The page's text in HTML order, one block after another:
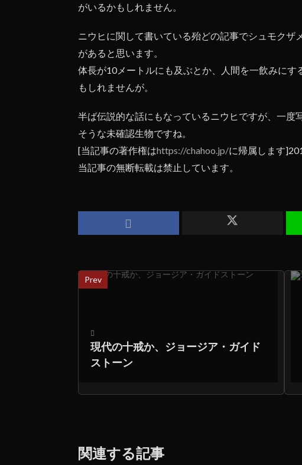
がいるかもしれません。
ニウヒに関して書いている殆どの記事でシュモク
があると思います。
体長が10メートルにも及ぶとか、人間を一飲みに
もしれませんが。
半ば伝説的な話にもなっているニウヒですが、一度
そうな未確認生物ですね。
[当記事の著作権はhttps://chahoo.jp/に帰属します
当記事の無断転載は禁止しています。
Prev
現代の十戒か、ジョージア・ガイド
ストーン
関連する記事